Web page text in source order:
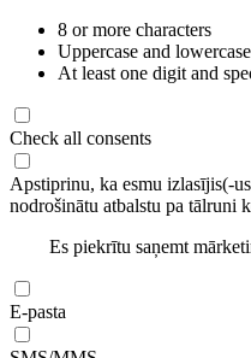
8 or more characters
Uppercase and
At least one digit and
Check all consents
Apstiprinu, ka esmu izlasījis(-
nodrošinātu atbalstu pa tālruni
Es piekrītu saņemt
E-pasta